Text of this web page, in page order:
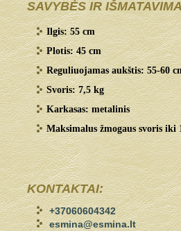
SAVYBĖS IR
Ilgis: 55 cm
Plotis: 45 cm
Reguliuojamas aukštis: 55-60
Svoris: 7,5 kg
Karkasas: metalinis
Maksimalus žmogaus svoris iki
KONTAKTAI:
+37060604342
esmina@esmina.lt